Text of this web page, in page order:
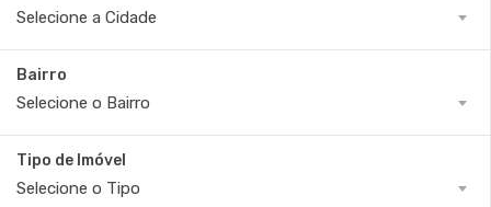
Selecione a Cidade
Bairro
Selecione o Bairro
Tipo de Imóvel
Selecione o Tipo